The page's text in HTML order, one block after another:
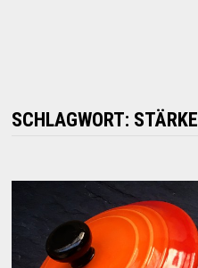
SCHLAGWORT: STÄRKE